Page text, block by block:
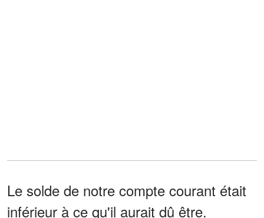
Le solde de notre compte courant était
inférieur à ce qu'il aurait dû être.